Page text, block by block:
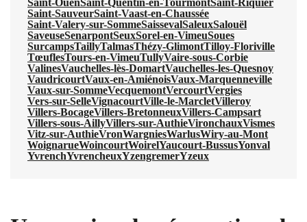
Saint-OuenSaint-Quentin-en-TourmontSaint-Riquier
Saint-SauveurSaint-Vaast-en-Chaussée
Saint-Valery-sur-SommeSaissevalSaleuxSalouël
SaveuseSenarpontSeuxSorel-en-VimeuSoues
SurcampsTaillyTalmasThézy-GlimontTilloy-Floriville
TœuflesTours-en-VimeuTullyVaire-sous-Corbie
ValinesVauchelles-lès-DomartVauchelles-les-Quesnoy
VaudricourtVaux-en-AmiénoisVaux-Marquenneville
Vaux-sur-SommeVecquemontVercourtVergies
Vers-sur-SelleVignacourtVille-le-MarcletVilleroy
Villers-BocageVillers-BretonneuxVillers-Campsart
Villers-sous-AillyVillers-sur-AuthieVironchauxVismes
Vitz-sur-AuthieVronWargniesWarlusWiry-au-Mont
WoignarueWoincourtWoirelYaucourt-BussusYonval
YvrenchYvrencheuxYzengremerYzeux